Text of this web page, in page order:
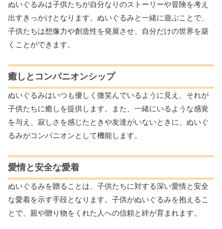
ぬいぐるみは子供たちが自分なりのストーリーや冒険を考え
出すきっかけとなります。ぬいぐるみと一緒に遊ぶことで、
子供たちは想像力や創造性を発展させ、自分だけの世界を築
くことができます。
癒しとコンパニオンシップ
ぬいぐるみはいつも優しく微笑んでいるように見え、それが
子供たちに癒しを提供します。また、一緒にいるような感覚
を与え、寂しさを感じたときや友達がいないときに、ぬいぐ
るみがコンパニオンとして機能します。
愛情と安全な愛着
ぬいぐるみを贈ることは、子供たちに対する深い愛情と安全
な愛着を示す手段となります。子供がぬいぐるみを抱えるこ
とで、親や贈り物をくれた人への信頼と絆が育まれます。